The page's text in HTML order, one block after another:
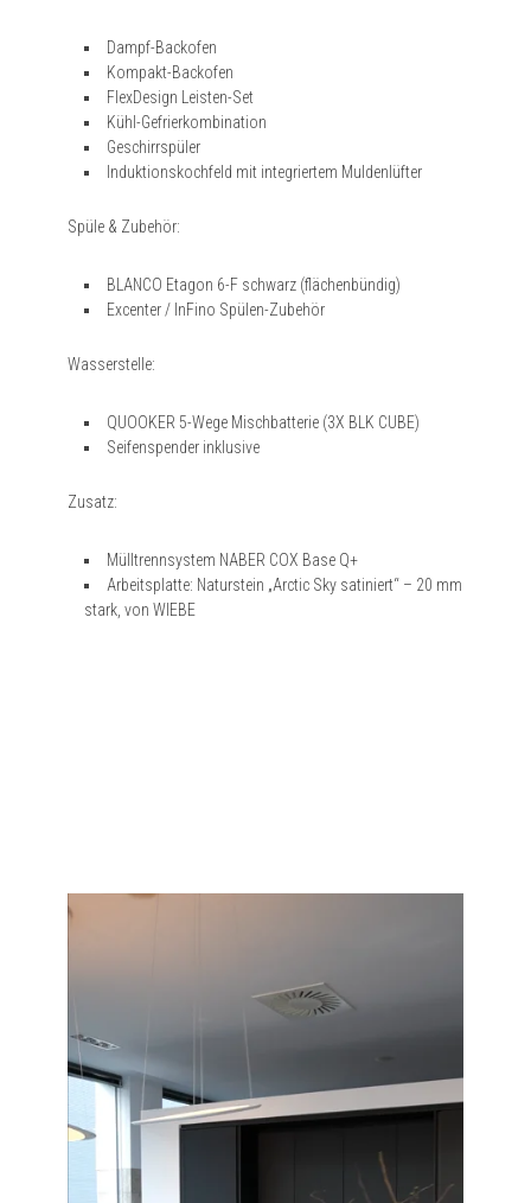
Dampf-Backofen
Kompakt-Backofen
FlexDesign Leisten-Set
Kühl-Gefrierkombination
Geschirrspüler
Induktionskochfeld mit integriertem Muldenlüfter
Spüle & Zubehör:
BLANCO Etagon 6-F schwarz (flächenbündig)
Excenter / InFino Spülen-Zubehör
Wasserstelle:
QUOOKER 5-Wege Mischbatterie (3X BLK CUBE)
Seifenspender inklusive
Zusatz:
Mülltrennsystem NABER COX Base Q+
Arbeitsplatte: Naturstein „Arctic Sky satiniert“ – 20 mm
stark, von WIEBE